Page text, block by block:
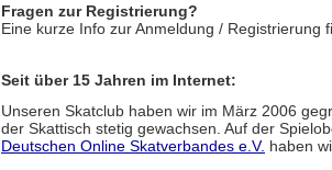
Fragen zur Registrierung?
Eine kurze Info zur Anmeldung / Registrierung
Seit über 15 Jahren im Internet:
Unseren Skatclub haben wir im März 2006
der Skattisch stetig gewachsen. Auf der
Deutschen Online Skatverbandes e.V. haben